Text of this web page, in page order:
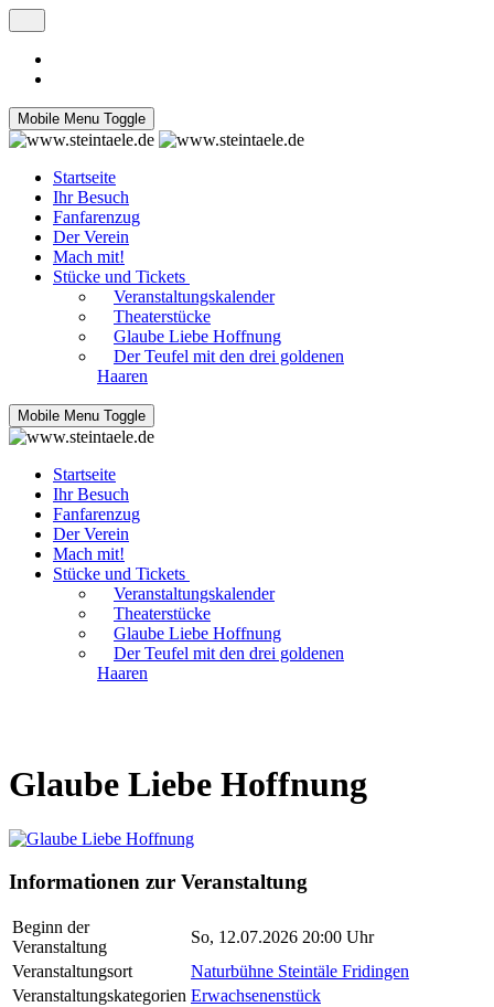
Mobile Menu Toggle
Startseite
Ihr Besuch
Fanfarenzug
Der Verein
Mach mit!
Stücke und Tickets
Veranstaltungskalender
Theaterstücke
Glaube Liebe Hoffnung
Der Teufel mit den drei goldenen
Haaren
Mobile Menu Toggle
Startseite
Ihr Besuch
Fanfarenzug
Der Verein
Mach mit!
Stücke und Tickets
Veranstaltungskalender
Theaterstücke
Glaube Liebe Hoffnung
Der Teufel mit den drei goldenen
Haaren
Glaube Liebe Hoffnung
Informationen zur Veranstaltung
Beginn der
Veranstaltung
So, 12.07.2026 20:00 Uhr
Veranstaltungsort
Naturbühne Steintäle Fridingen
Veranstaltungskategorien Erwachsenenstück